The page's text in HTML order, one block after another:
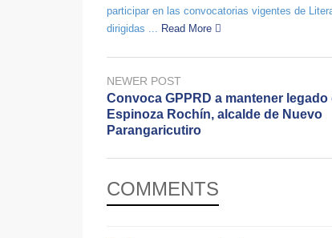
participar en las convocatorias vigentes de
dirigidas ...
Read More
NEWER POST
Convoca GPPRD a mantener legado
Espinoza Rochín, alcalde de Nuevo
Parangaricutiro
COMMENTS